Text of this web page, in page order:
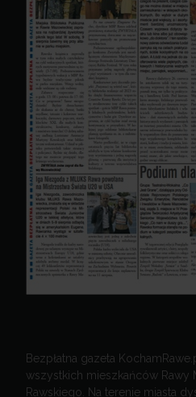
Bezpłatna gazeta
wszystkich mieszkańców Rawy
Rawskiego. Na terenie miasta